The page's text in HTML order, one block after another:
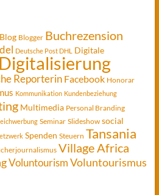
Blog Blogger Buchrezension
Deutsche Post DHL
Digitale
Digitalisierung
Reporterin Facebook Honorar
Kommunikation Kundenbeziehung
Multimedia Personal Branding
Seminar Slideshow social
Spenden Steuern Tansania
Village Africa
VoluntourismVoluntourismus